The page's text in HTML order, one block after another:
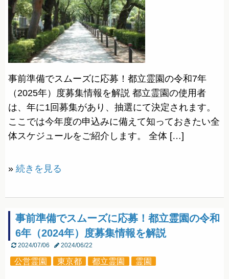
事前準備でスムーズに応募！都立霊園の令和7年
（2025年）度募集情報を解説 都立霊園の使用者
は、年に1回募集があり、抽選にて決定されます。
ここでは今年度の申込みに備えて知っておきたい全
体スケジュールをご紹介します。 全体 […]
» 続きを見る
事前準備でスムーズに応募！都立霊園の令和
6年（2024年）度募集情報を解説
2024/07/06 2024/06/22
公営霊園 東京都 都立霊園 霊園